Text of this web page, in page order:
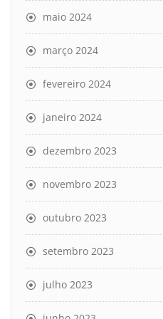
maio 2024
março 2024
fevereiro 2024
janeiro 2024
dezembro 2023
novembro 2023
outubro 2023
setembro 2023
julho 2023